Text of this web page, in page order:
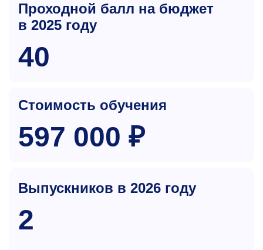
Проходной балл на бюджет
в 2025 году
40
Стоимость обучения
597 000 ₽
Выпускников в 2026 году
2